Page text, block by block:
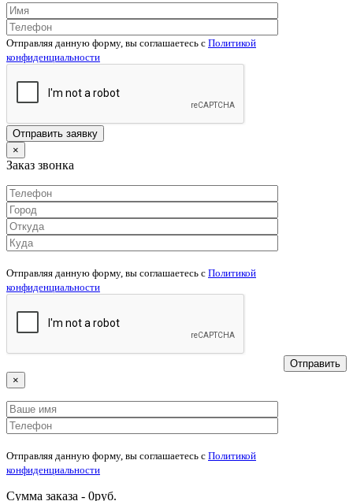
Отправляя данную форму, вы соглашаетесь c Политикой
конфиденциальности
×
Заказ звонка
Отправляя данную форму, вы соглашаетесь c Политикой
конфиденциальности
×
Отправляя данную форму, вы соглашаетесь c Политикой
конфиденциальности
Сумма заказа - 0руб.